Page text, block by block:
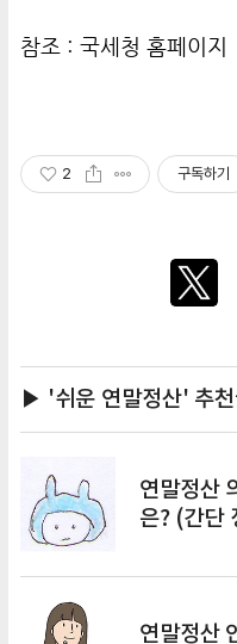
참조 : 국세청 홈페이지
2 구독하기
▶ '쉬운 연말정산' 추
연말정산
은? (간단
연말정산